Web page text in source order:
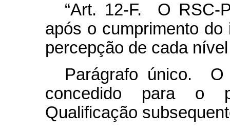
“Art. 12-F. O RSC-
após o cumprimento
percepção de cada
Parágrafo único. O
concedido para o
Qualificação